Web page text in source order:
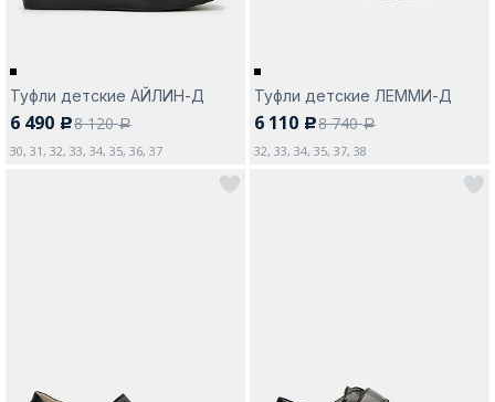
Туфли детские АЙЛИН-Д
6 490 c8 120a
30, 31, 32, 33, 34, 35, 36, 37
Туфли детские ЛЕММИ-Д
6 110 c8 740a
32, 33, 34, 35, 37, 38